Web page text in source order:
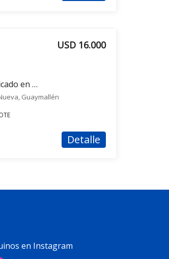
Terreno / Lote en venta de 200m2 ubicado en Buena Nueva
USD 16.000
Guaymallén
Detalle
en Instagram